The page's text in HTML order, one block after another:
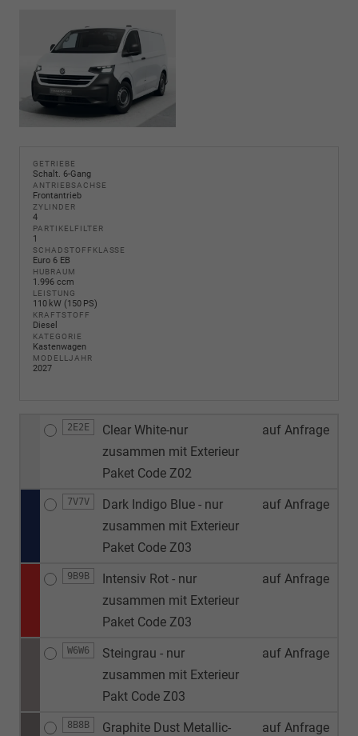
GETRIEBE
Schalt. 6-Gang
ANTRIEBSACHSE
Frontantrieb
ZYLINDER
4
PARTIKELFILTER
1
SCHADSTOFFKLASSE
Euro 6 EB
HUBRAUM
1.996 ccm
LEISTUNG
110 kW (150 PS)
KRAFTSTOFF
Diesel
KATEGORIE
Kastenwagen
MODELLJAHR
2027
2E2E
Clear White-nur
zusammen mit Exterieur
Paket Code Z02
auf Anfrage
7V7V
Dark Indigo Blue - nur
zusammen mit Exterieur
Paket Code Z03
auf Anfrage
9B9B
Intensiv Rot - nur
zusammen mit Exterieur
Paket Code Z03
auf Anfrage
W6W6
Steingrau - nur
zusammen mit Exterieur
Pakt Code Z03
auf Anfrage
8B8B
Graphite Dust Metallic-
auf Anfrage